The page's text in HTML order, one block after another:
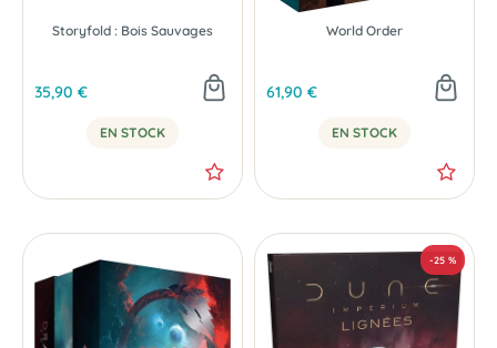
Storyfold : Bois Sauvages
35,90 €
EN STOCK
World Order
61,90 €
EN STOCK